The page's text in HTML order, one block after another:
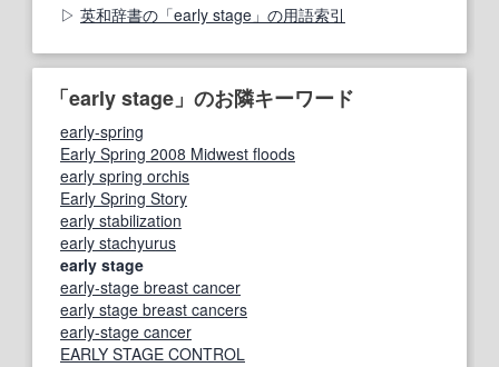
英和辞書の「early stage」の用語索引
「early stage」のお隣キーワード
early-spring
Early Spring 2008 Midwest floods
early spring orchis
Early Spring Story
early stabilization
early stachyurus
early stage
early-stage breast cancer
early stage breast cancers
early-stage cancer
EARLY STAGE CONTROL